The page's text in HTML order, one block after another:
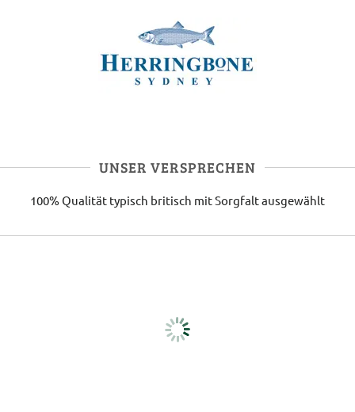
UNSER VERSPRECHEN
100% Qualität typisch britisch mit Sorgfalt ausgewählt